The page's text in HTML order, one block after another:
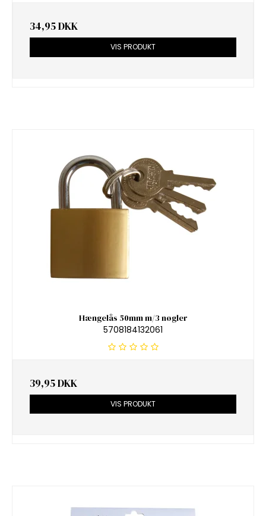
34,95 DKK
VIS PRODUKT
Hængelås 50mm m/3 nøgler
5708184132061
39,95 DKK
VIS PRODUKT